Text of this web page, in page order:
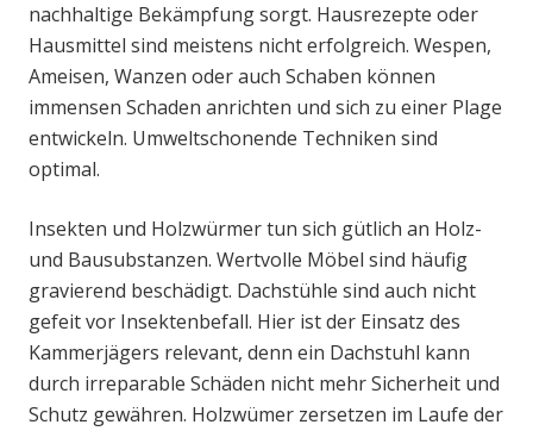
nachhaltige Bekämpfung sorgt. Hausrezepte oder
Hausmittel sind meistens nicht erfolgreich. Wespen,
Ameisen, Wanzen oder auch Schaben können
immensen Schaden anrichten und sich zu einer Plage
entwickeln. Umweltschonende Techniken sind
optimal.
Insekten und Holzwürmer tun sich gütlich an Holz-
und Bausubstanzen. Wertvolle Möbel sind häufig
gravierend beschädigt. Dachstühle sind auch nicht
gefeit vor Insektenbefall. Hier ist der Einsatz des
Kammerjägers relevant, denn ein Dachstuhl kann
durch irreparable Schäden nicht mehr Sicherheit und
Schutz gewähren. Holzwümer zersetzen im Laufe der